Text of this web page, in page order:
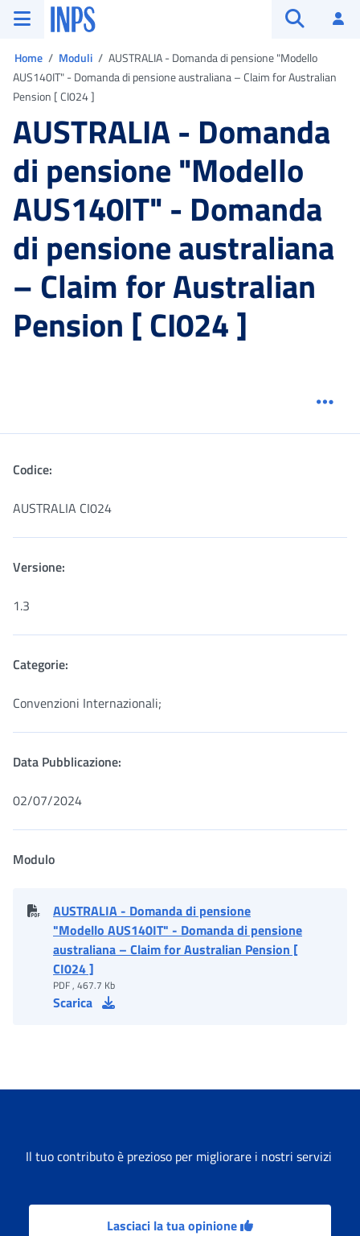
Vai al menu principale
Vai al contenuto principale
Vai al pie' di pagina
INPS ()
Home Moduli
AUSTRALIA - Domanda di pensione "Modello
AUS140IT" - Domanda di pensione australiana – Claim for Australian
Pension [ CI024 ]
AUSTRALIA - Domanda
di pensione "Modello
AUS140IT" - Domanda
di pensione australiana
– Claim for Australian
Pension [ CI024 ]
Codice:
AUSTRALIA CI024
Versione:
1.3
Categorie:
Convenzioni Internazionali;
Data Pubblicazione:
02/07/2024
Modulo
AUSTRALIA - Domanda di pensione
"Modello AUS140IT" - Domanda di pensione
australiana – Claim for Australian Pension [
CI024 ]
PDF , 467.7 Kb
Scarica
Il tuo contributo è prezioso per migliorare i nostri servizi
Lasciaci la tua opinione